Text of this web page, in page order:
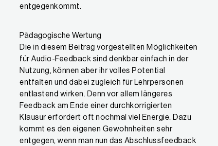
entgegenkommt.
Pädagogische Wertung
Die in diesem Beitrag vorgestellten Möglichkeiten
für Audio-Feedback sind denkbar einfach in der
Nutzung, können aber ihr volles Potential
entfalten und dabei zugleich für Lehrpersonen
entlastend wirken. Denn vor allem längeres
Feedback am Ende einer durchkorrigierten
Klausur erfordert oft nochmal viel Energie. Dazu
kommt es den eigenen Gewohnheiten sehr
entgegen, wenn man nun das Abschlussfeedback